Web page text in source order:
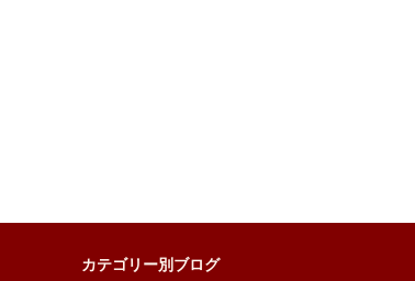
カテゴリー別ブログ